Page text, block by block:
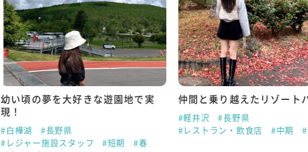
幼い頃の夢を大好きな遊園地で実
現！
#白樺湖
#長野県
#レジャー施設スタッフ
#短期
#春
仲間と乗り越えたリゾート
#軽井沢
#長野県
#レストラン・飲食店
#中期